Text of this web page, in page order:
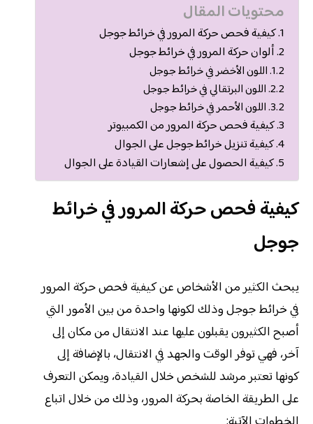
محتويات المقال
كيفية فحص حركة المرور في خرائط جوجل
ألوان حركة المرور في خرائط جوجل
اللون الأخضر في خرائط جوجل
اللون البرتقالي في خرائط جوجل
اللون الأحمر في خرائط جوجل
كيفية فحص حركة المرور من الكمبيوتر
كيفية تنزيل خرائط جوجل على الجوال
كيفية الحصول على إشعارات القيادة على الجوال
كيفية فحص حركة المرور في خرائط
جوجل
يبحث الكثير من الأشخاص عن كيفية فحص حركة المرور
في خرائط جوجل وذلك لكونها واحدة من بين الأمور التي
أصبح الكثيرون يقبلون عليها عند الانتقال من مكان إلى
آخر، فهي توفر الوقت والجهد في الانتقال، بالإضافة إلى
كونها تعتبر مرشد للشخص خلال القيادة، ويمكن التعرف
على الطريقة الخاصة بحركة المرور، وذلك من خلال اتباع